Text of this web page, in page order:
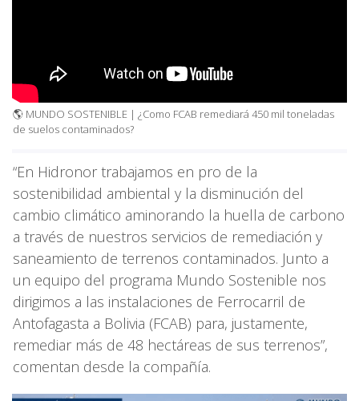
🌎 MUNDO SOSTENIBLE | ¿Como FCAB remediará 450 mil toneladas
de suelos contaminados?
“En Hidronor trabajamos en pro de la
sostenibilidad ambiental y la disminución del
cambio climático aminorando la huella de carbono
a través de nuestros servicios de remediación y
saneamiento de terrenos contaminados. Junto a
un equipo del programa Mundo Sostenible nos
dirigimos a las instalaciones de Ferrocarril de
Antofagasta a Bolivia (FCAB) para, justamente,
remediar más de 48 hectáreas de sus terrenos”,
comentan desde la compañía.